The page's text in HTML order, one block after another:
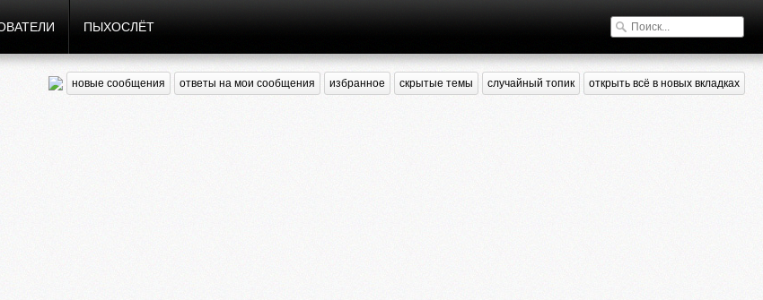
ПЫХОСЛЁТ
новые сообщения ответы на мои сообщения избранное скрытые темы случайный топик открыть всё в новых вкладках